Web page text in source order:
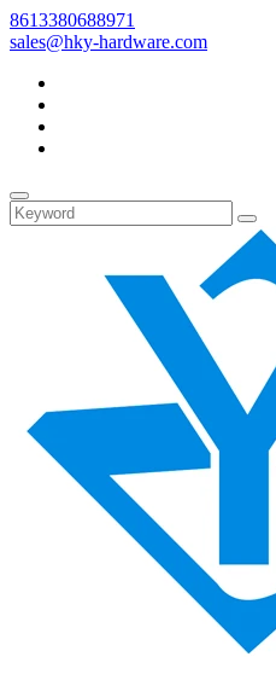
8613380688971
sales@hky-hardware.com